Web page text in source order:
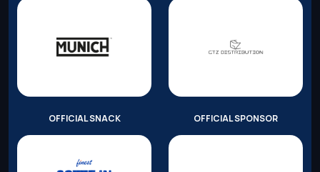
OFFICIAL SNACK OFFICIAL SPONSOR